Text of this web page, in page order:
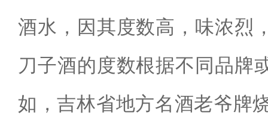
酒水，因其度数高，味浓烈
刀子酒的度数根据不同品牌
如，吉林省地方名酒老爷牌